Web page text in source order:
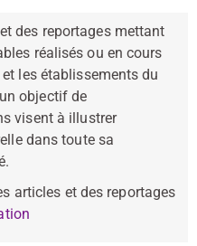
des reportages mettant
réalisés ou en cours
les établissements du
objectif de
visent à illustrer
dans toute sa
articles et des reportages